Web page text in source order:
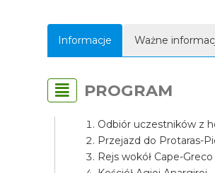
Informacje Ważne
PROGRAM
Odbiór uczestników z
Przejazd do Protaras-
Rejs wokół Cape-